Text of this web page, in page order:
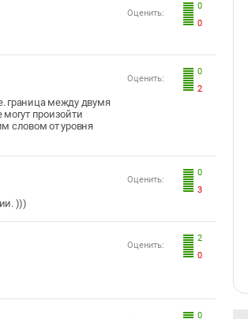
0
0
Оценить:
0
2
Оценить:
граница между двумя
произойти
словом от уровня
0
3
Оценить:
)))
2
0
Оценить:
0